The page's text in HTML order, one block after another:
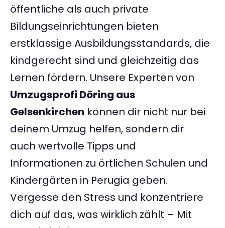
öffentliche als auch private
Bildungseinrichtungen bieten
erstklassige Ausbildungsstandards, die
kindgerecht sind und gleichzeitig das
Lernen fördern. Unsere Experten von
Umzugsprofi Döring aus
Gelsenkirchen können dir nicht nur bei
deinem Umzug helfen, sondern dir
auch wertvolle Tipps und
Informationen zu örtlichen Schulen und
Kindergärten in Perugia geben.
Vergesse den Stress und konzentriere
dich auf das, was wirklich zählt – Mit